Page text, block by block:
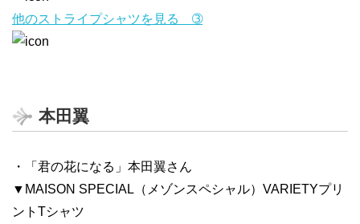
他のストライプシャツを見る ➂
本田翼
・「君の花になる」本田翼さん
▼MAISON SPECIAL（メゾンスペシャル）VARIETYプリ
ントTシャツ